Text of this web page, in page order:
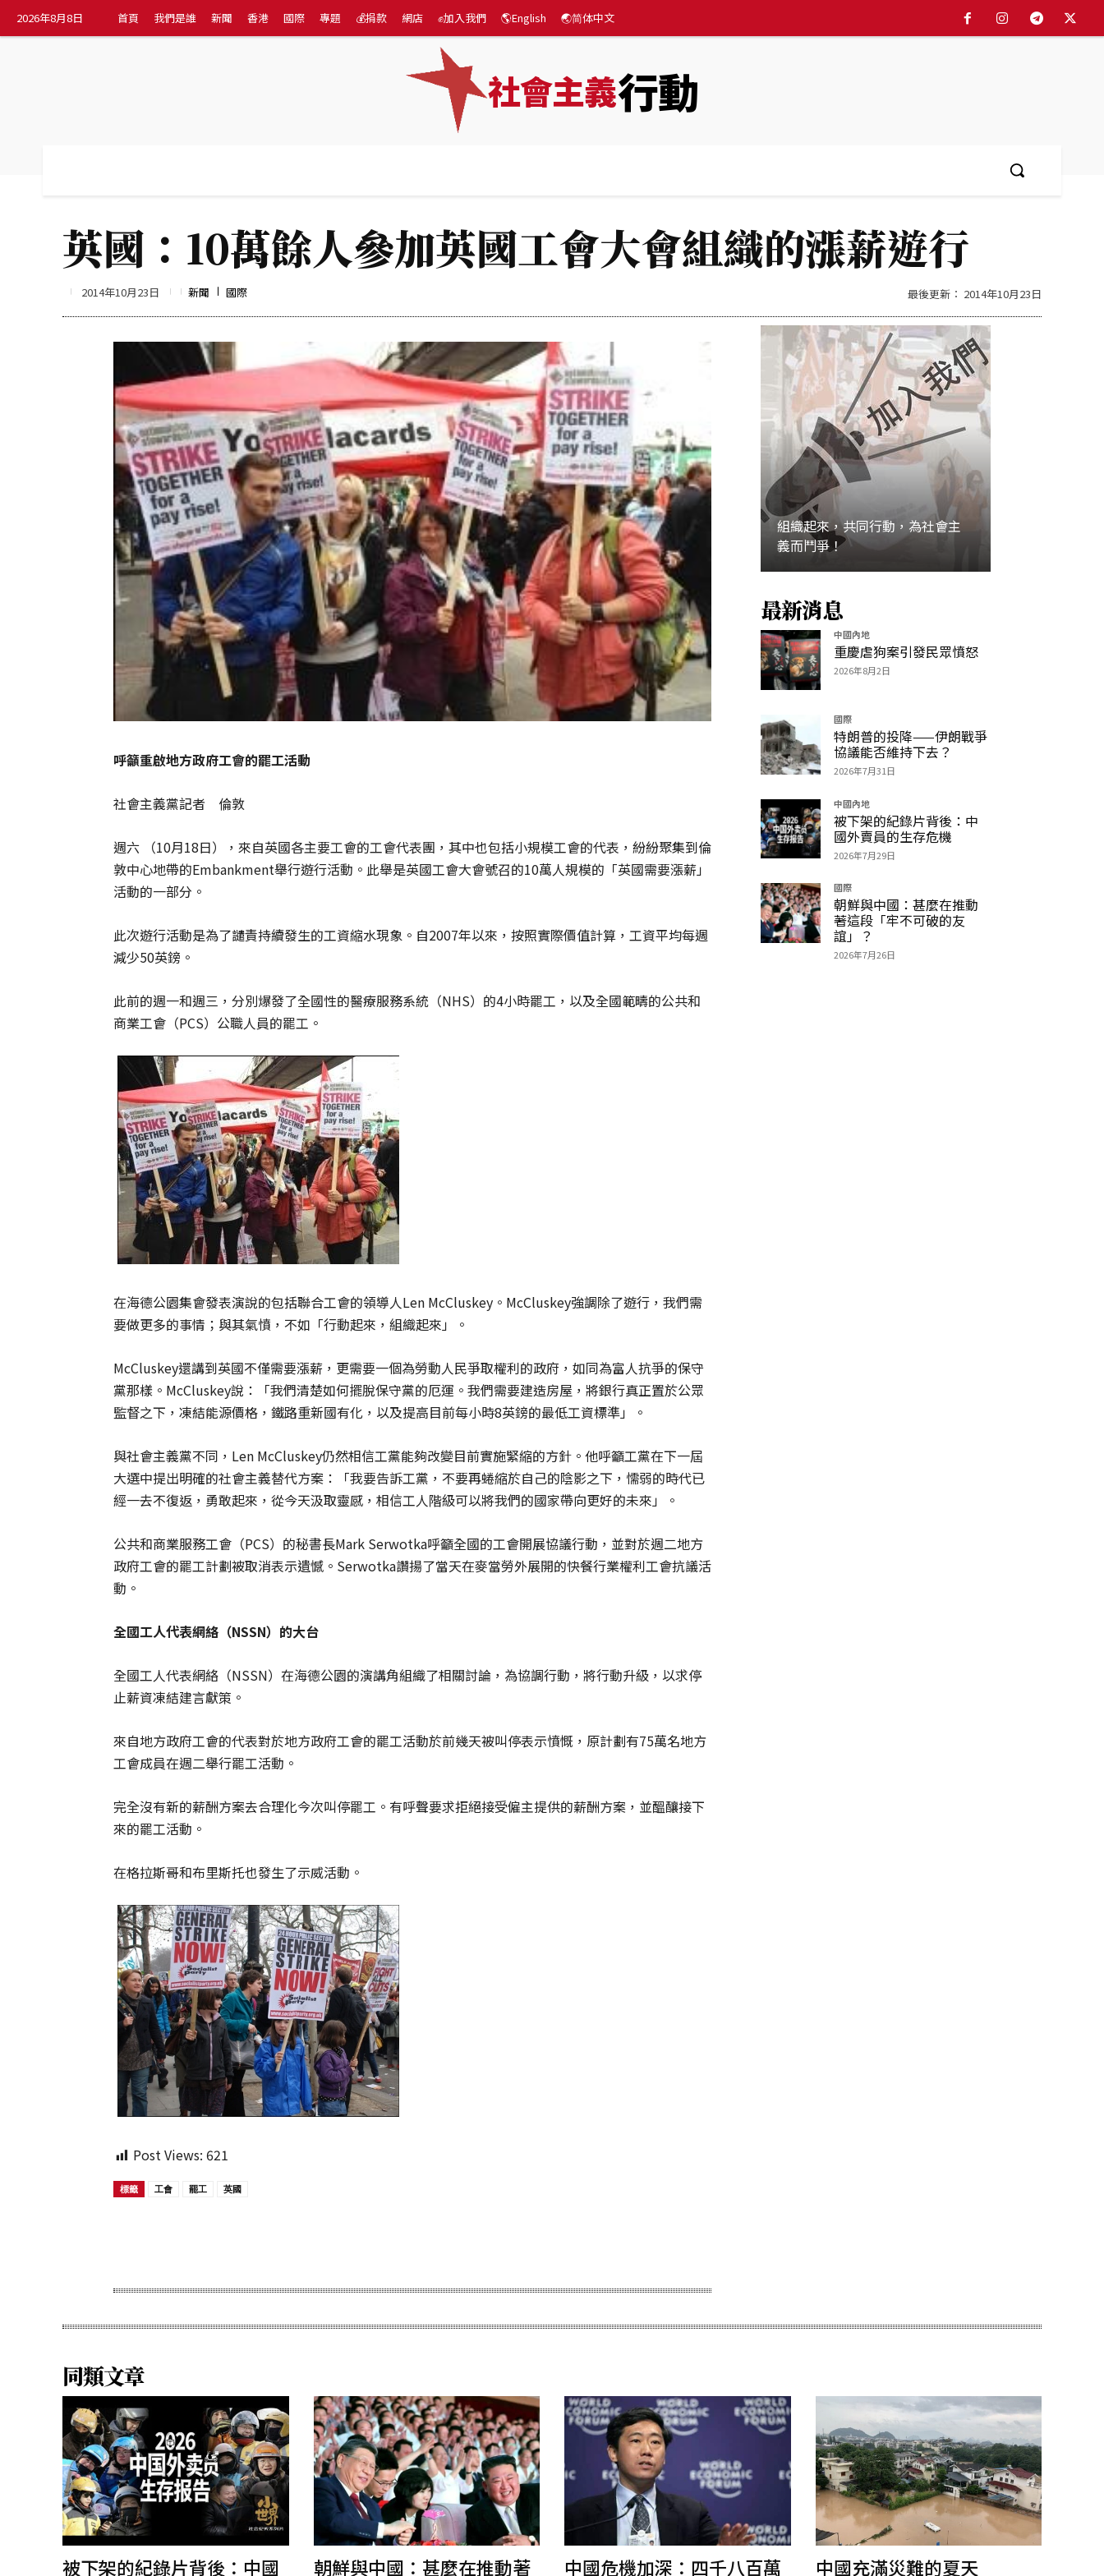
2026年8月8日 首頁 我們是誰 新聞 香港 國際 專題 💰捐款 網店 ✊加入我們 🌎English 🌏简体中文
社會主義行動
英國：10萬餘人參加英國工會大會組織的漲薪遊行
2014年10月23日 最後更新： 2014年10月23日
新聞 國際
呼籲重啟地方政府工會的罷工活動
社會主義黨記者 倫敦
週六 （10月18日），來自英國各主要工會的工會代表團，其中也包括小規模工會的代表，紛紛聚集到倫
敦中心地帶的Embankment舉行遊行活動。此舉是英國工會大會號召的10萬人規模的「英國需要漲薪」
活動的一部分。
此次遊行活動是為了譴責持續發生的工資縮水現象。自2007年以來，按照實際價值計算，工資平均每週
減少50英鎊。
此前的週一和週三，分別爆發了全國性的醫療服務系統（NHS）的4小時罷工，以及全國範疇的公共和
商業工會（PCS）公職人員的罷工。
在海德公園集會發表演說的包括聯合工會的領導人Len McCluskey。McCluskey強調除了遊行，我們需
要做更多的事情；與其氣憤，不如「行動起來，組織起來」。
McCluskey還講到英國不僅需要漲薪，更需要一個為勞動人民爭取權利的政府，如同為富人抗爭的保守
黨那樣。McCluskey說：「我們清楚如何擺脫保守黨的厄運。我們需要建造房屋，將銀行真正置於公眾
監督之下，凍結能源價格，鐵路重新國有化，以及提高目前每小時8英鎊的最低工資標準」。
與社會主義黨不同，Len McCluskey仍然相信工黨能夠改變目前實施緊縮的方針。他呼籲工黨在下一屆
大選中提出明確的社會主義替代方案：「我要告訴工黨，不要再蜷縮於自己的陰影之下，懦弱的時代已
經一去不復返，勇敢起來，從今天汲取靈感，相信工人階級可以將我們的國家帶向更好的未來」。
公共和商業服務工會（PCS）的秘書長Mark Serwotka呼籲全國的工會開展協議行動，並對於週二地方
政府工會的罷工計劃被取消表示遺憾。Serwotka讚揚了當天在麥當勞外展開的快餐行業權利工會抗議活
動。
全國工人代表網絡 （NSSN） 的大台
全國工人代表網絡（NSSN）在海德公園的演講角組織了相關討論，為協調行動，將行動升級，以求停
止薪資凍結建言獻策。
來自地方政府工會的代表對於地方政府工會的罷工活動於前幾天被叫停表示憤慨，原計劃有75萬名地方
工會成員在週二舉行罷工活動。
完全沒有新的薪酬方案去合理化今次叫停罷工。有呼聲要求拒絕接受僱主提供的薪酬方案，並醞釀接下
來的罷工活動。
在格拉斯哥和布里斯托也發生了示威活動。
Post Views: 621
標籤 工會 罷工 英國
組織起來，共同行動，為社會主
義而鬥爭！
加入
最新消息
中國內地
重慶虐狗案引發民眾憤怒
2026年8月2日
國際
特朗普的投降——伊朗戰爭
協議能否維持下去？
2026年7月31日
中國內地
被下架的紀錄片背後：中
國外賣員的生存危機
2026年7月29日
國際
朝鮮與中國：甚麼在推動
著這段「牢不可破的友
誼」？
2026年7月26日
同類文章
被下架的紀錄片背後：中國
朝鮮與中國：甚麼在推動著
中國危機加深：四千八百萬
中國充滿災難的夏天